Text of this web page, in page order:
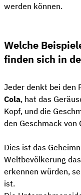
werden können.
Welche
finden sich in
Jeder denkt bei den
Cola, hat das
Kopf, und die
den Geschmack von
Dies ist das
Weltbevölkerung
erkennen würden,
ist.